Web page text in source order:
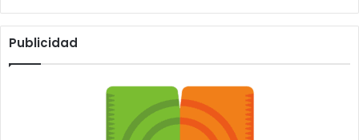
Publicidad